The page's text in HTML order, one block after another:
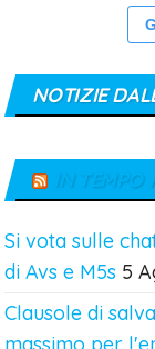
NOTIZIE
IN TEMPO
Si vota sulle
di Avs e M5s 5
Clausole di